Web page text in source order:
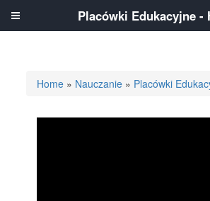
Home » Nauczanie » Placówki
Placówki Edukacyjne -